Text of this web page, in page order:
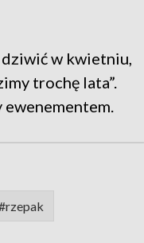
dziwić w kwietniu,
trochę lata”.